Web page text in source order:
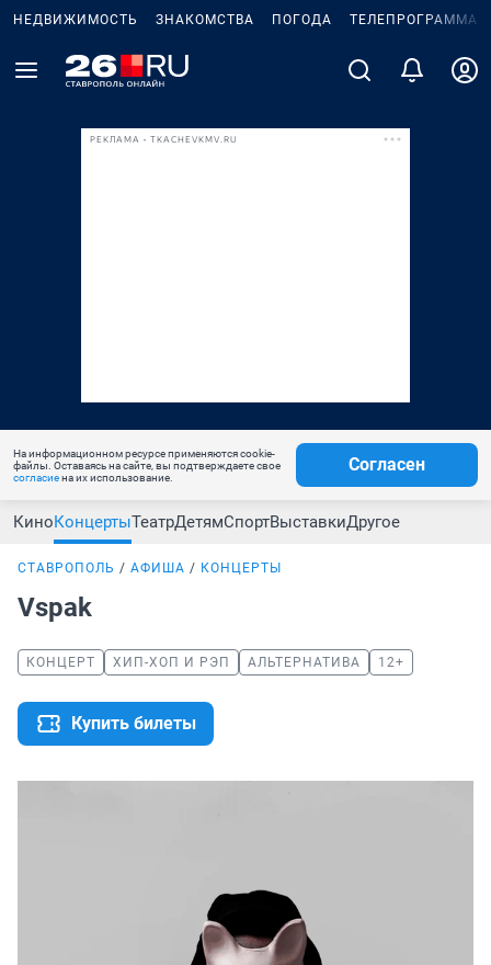
НЕДВИЖИМОСТЬ ЗНАКОМСТВА ПОГОДА ТЕЛЕПРОГРАММА
РЕКЛАМА • TKACHEVKMV.RU
На информационном ресурсе применяются cookie-
файлы. Оставаясь на сайте, вы подтверждаете свое
согласиена их использование.
Согласен
КиноКонцертыТеатрДетямСпортВыставкиДругое
СТАВРОПОЛЬ АФИША КОНЦЕРТЫ
Vspak
КОНЦЕРТ ХИП-ХОП И РЭП АЛЬТЕРНАТИВА 12+
Купить билеты